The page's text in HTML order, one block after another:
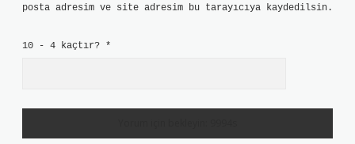
posta adresim ve site adresim bu tarayıcıya kaydedilsin.
10 - 4 kaçtır? *